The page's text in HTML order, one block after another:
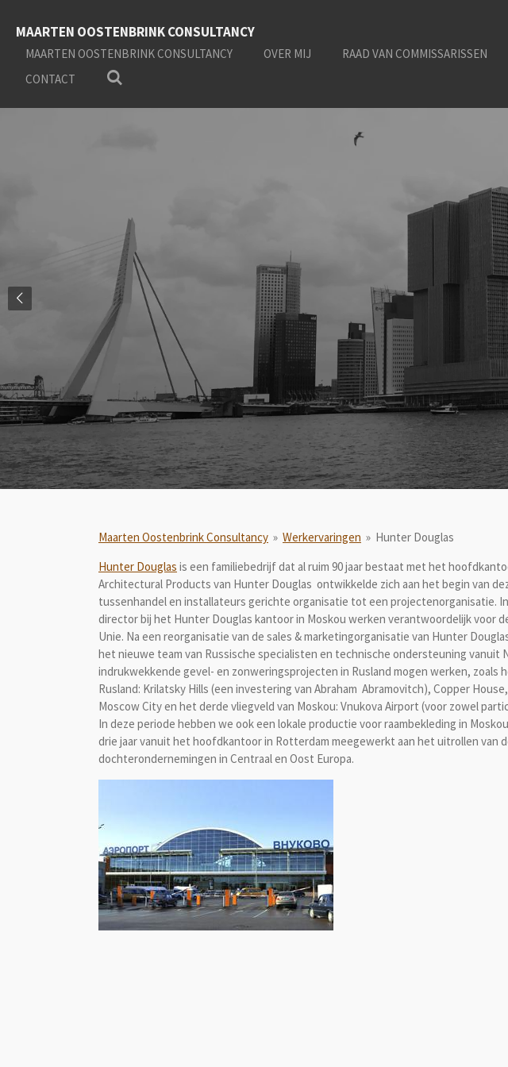
direct
naar
hoofdinhoud
MAARTEN OOSTENBRINK CONSULTANCY
MAARTEN OOSTENBRINK CONSULTANCY OVER MIJ RAAD VAN COMMISSARISSEN
CONTACT
Maarten Oostenbrink Consultancy » Werkervaringen » Hunter Douglas
Hunter Douglas is een familiebedrijf dat al ruim 90 jaar bestaat met het
Architectural Products van Hunter Douglas ontwikkelde zich aan het begin van
tussenhandel en installateurs gerichte organisatie tot een projectenorganisatie.
director bij het Hunter Douglas kantoor in Moskou werken verantwoordelijk voor
Unie. Na een reorganisatie van de sales & marketingorganisatie van Hunter
het nieuwe team van Russische specialisten en technische ondersteuning vanuit
indrukwekkende gevel- en zonweringsprojecten in Rusland mogen werken, zoals
Rusland: Krilatsky Hills (een investering van Abraham Abramovitch), Copper
Moscow City en het derde vliegveld van Moskou: Vnukova Airport (voor zowel
In deze periode hebben we ook een lokale productie voor raambekleding in
drie jaar vanuit het hoofdkantoor in Rotterdam meegewerkt aan het uitrollen van
dochterondernemingen in Centraal en Oost Europa.